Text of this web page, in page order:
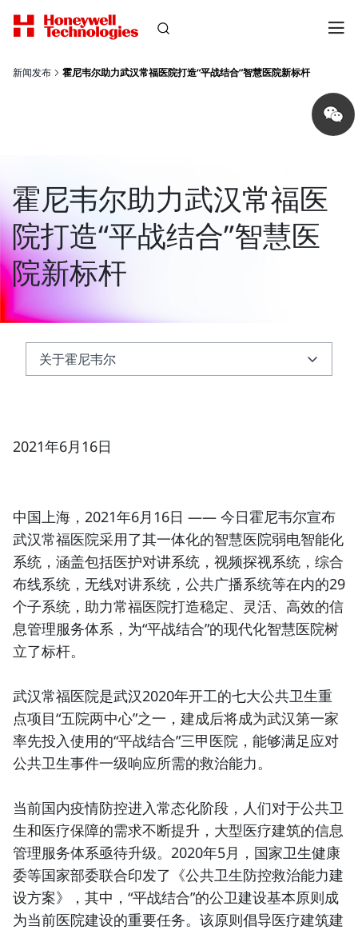
新闻发布 霍尼韦尔助力武汉常福医院打造“平战结合”智慧医院新标杆
Share
on
wechat
霍尼韦尔助力武汉常福医
院打造“平战结合”智慧医
院新标杆
关于霍尼韦尔
2021年6月16日
中国上海，2021年6月16日 —— 今日霍尼韦尔宣布
武汉常福医院采用了其一体化的智慧医院弱电智能化
系统 ，涵盖包括医护对讲系统，视频探视系统，综合
布线系统，无线对讲系统，公共广播系统等在内的29
个子系统，助力常福医院打造稳定、灵活、高效的信
息管理服务体系，为“平战结合”的现代化智慧医院树
立了标杆。
武汉常福医院是武汉2020年开工的七大公共卫生重
点项目“五院两中心”之一，建成后将成为武汉第一家
率先投入使用的“平战结合”三甲医院，能够满足应对
公共卫生事件一级响应所需的救治能力。
当前国内疫情防控进入常态化阶段，人们对于公共卫
生和医疗保障的需求不断提升，大型医疗建筑的信息
管理服务体系亟待升级。2020年5月，国家卫生健康
委等国家部委联合印发了《公共卫生防控救治能力建
设方案》，其中，“平战结合”的公卫建设基本原则成
为当前医院建设的重要任务。该原则倡导医疗建筑建